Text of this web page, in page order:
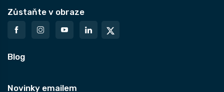
Zůstaňte v obraze
Blog
Novinky emailem